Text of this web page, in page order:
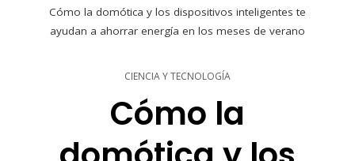
Cómo la domótica y los dispositivos inteligentes te
ayudan a ahorrar energía en los meses de verano
CIENCIA Y TECNOLOGÍA
Cómo la